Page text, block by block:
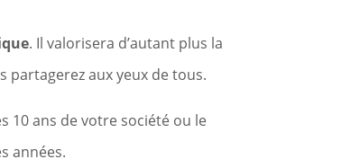
. Il valorisera d’autant plus la
partagerez aux yeux de tous.
10 ans de votre société ou le
années.